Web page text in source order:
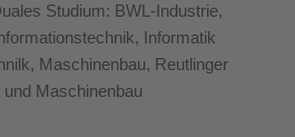
Stu­di­um: BWL-Indus­trie,
Infor­ma­tik
Maschi­nen­bau, Reut­lin­ger
Maschinenbau